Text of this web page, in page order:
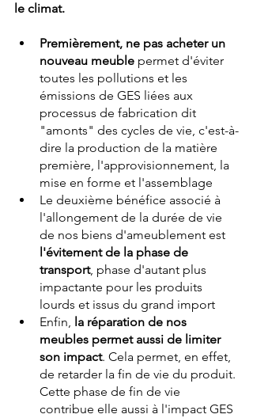
le climat.
Premièrement, ne pas acheter un
nouveau meuble permet d'éviter
toutes les pollutions et les
émissions de GES liées aux
processus de fabrication dit
"amonts" des cycles de vie, c'est-à-
dire la production de la matière
première, l'approvisionnement, la
mise en forme et l'assemblage
Le deuxième bénéfice associé à
l'allongement de la durée de vie
de nos biens d'ameublement est
l'évitement de la phase de
transport, phase d'autant plus
impactante pour les produits
lourds et issus du grand import
Enfin, la réparation de nos
meubles permet aussi de limiter
son impact. Cela permet, en effet,
de retarder la fin de vie du produit.
Cette phase de fin de vie
contribue elle aussi à l'impact GES